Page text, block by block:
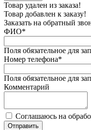
Товар удален из заказа!
Товар добавлен к заказу!
Заказать на обратный
ФИО*
Поля обязательное для
Номер телефона*
Поля обязательное для
Комментарий
Соглашаюсь на
Отправить